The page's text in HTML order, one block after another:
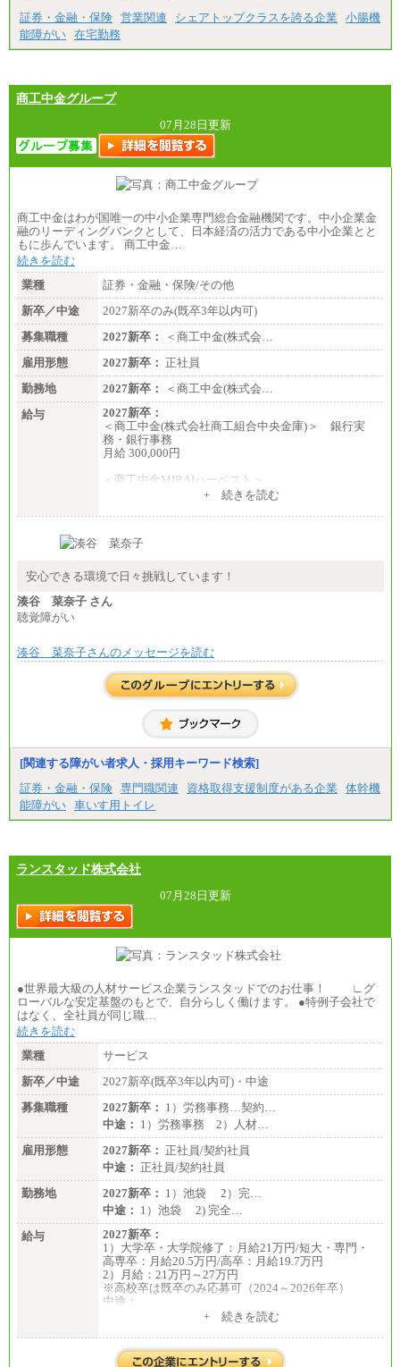
証券・金融・保険 営業関連 シェアトップクラスを誇る企業
小腸機
能障がい 在宅勤務
商工中金グループ
07月28日更新
商工中金はわが国唯一の中小企業専門総合金融機関です。中小企業金
融のリーディングバンクとして、日本経済の活力である中小企業とと
もに歩んでいます。 商工中金…
続きを読む
業種
証券・金融・保険/その他
新卒／中途
2027新卒のみ(既卒3年以内可)
募集職種
2027新卒：
＜商工中金(株式会…
雇用形態
2027新卒： 正社員
勤務地
2027新卒：
＜商工中金(株式会…
給与
2027新卒：
＜商工中金(株式会社商工組合中央金庫)＞ 銀行実
務・銀行事務
月給 300,000円
＜商工中金MIRAIハーベスト＞
+ 続きを読む
安心できる環境で日々挑戦しています！
湊谷 菜奈子 さん
聴覚障がい
湊谷 菜奈子さんのメッセージを読む
[関連する障がい者求人・採用キーワード検索]
証券・金融・保険 専門職関連 資格取得支援制度がある企業
体幹機
能障がい 車いす用トイレ
ランスタッド株式会社
07月28日更新
●世界最大級の人材サービス企業ランスタッドでのお仕事！ ∟グ
ローバルな安定基盤のもとで、自分らしく働けます。 ●特例子会社で
はなく、全社員が同じ職…
続きを読む
業種
サービス
新卒／中途
2027新卒(既卒3年以内可)・中途
募集職種
2027新卒： 1）労務事務…契約…
中途： 1）労務事務 2）人材…
雇用形態
2027新卒： 正社員/契約社員
中途： 正社員/契約社員
勤務地
2027新卒： 1）池袋 2）完…
中途： 1）池袋 2) 完全…
給与
2027新卒：
1）大学卒・大学院修了：月給21万円/短大・専門・
高専卒：月給20.5万円/高卒：月給19.7万円
2）月給：21万円～27万円
※高校卒は既卒のみ応募可（2024～2026年卒）
中途：
1）月給：21万円～25万円+ 続きを読む